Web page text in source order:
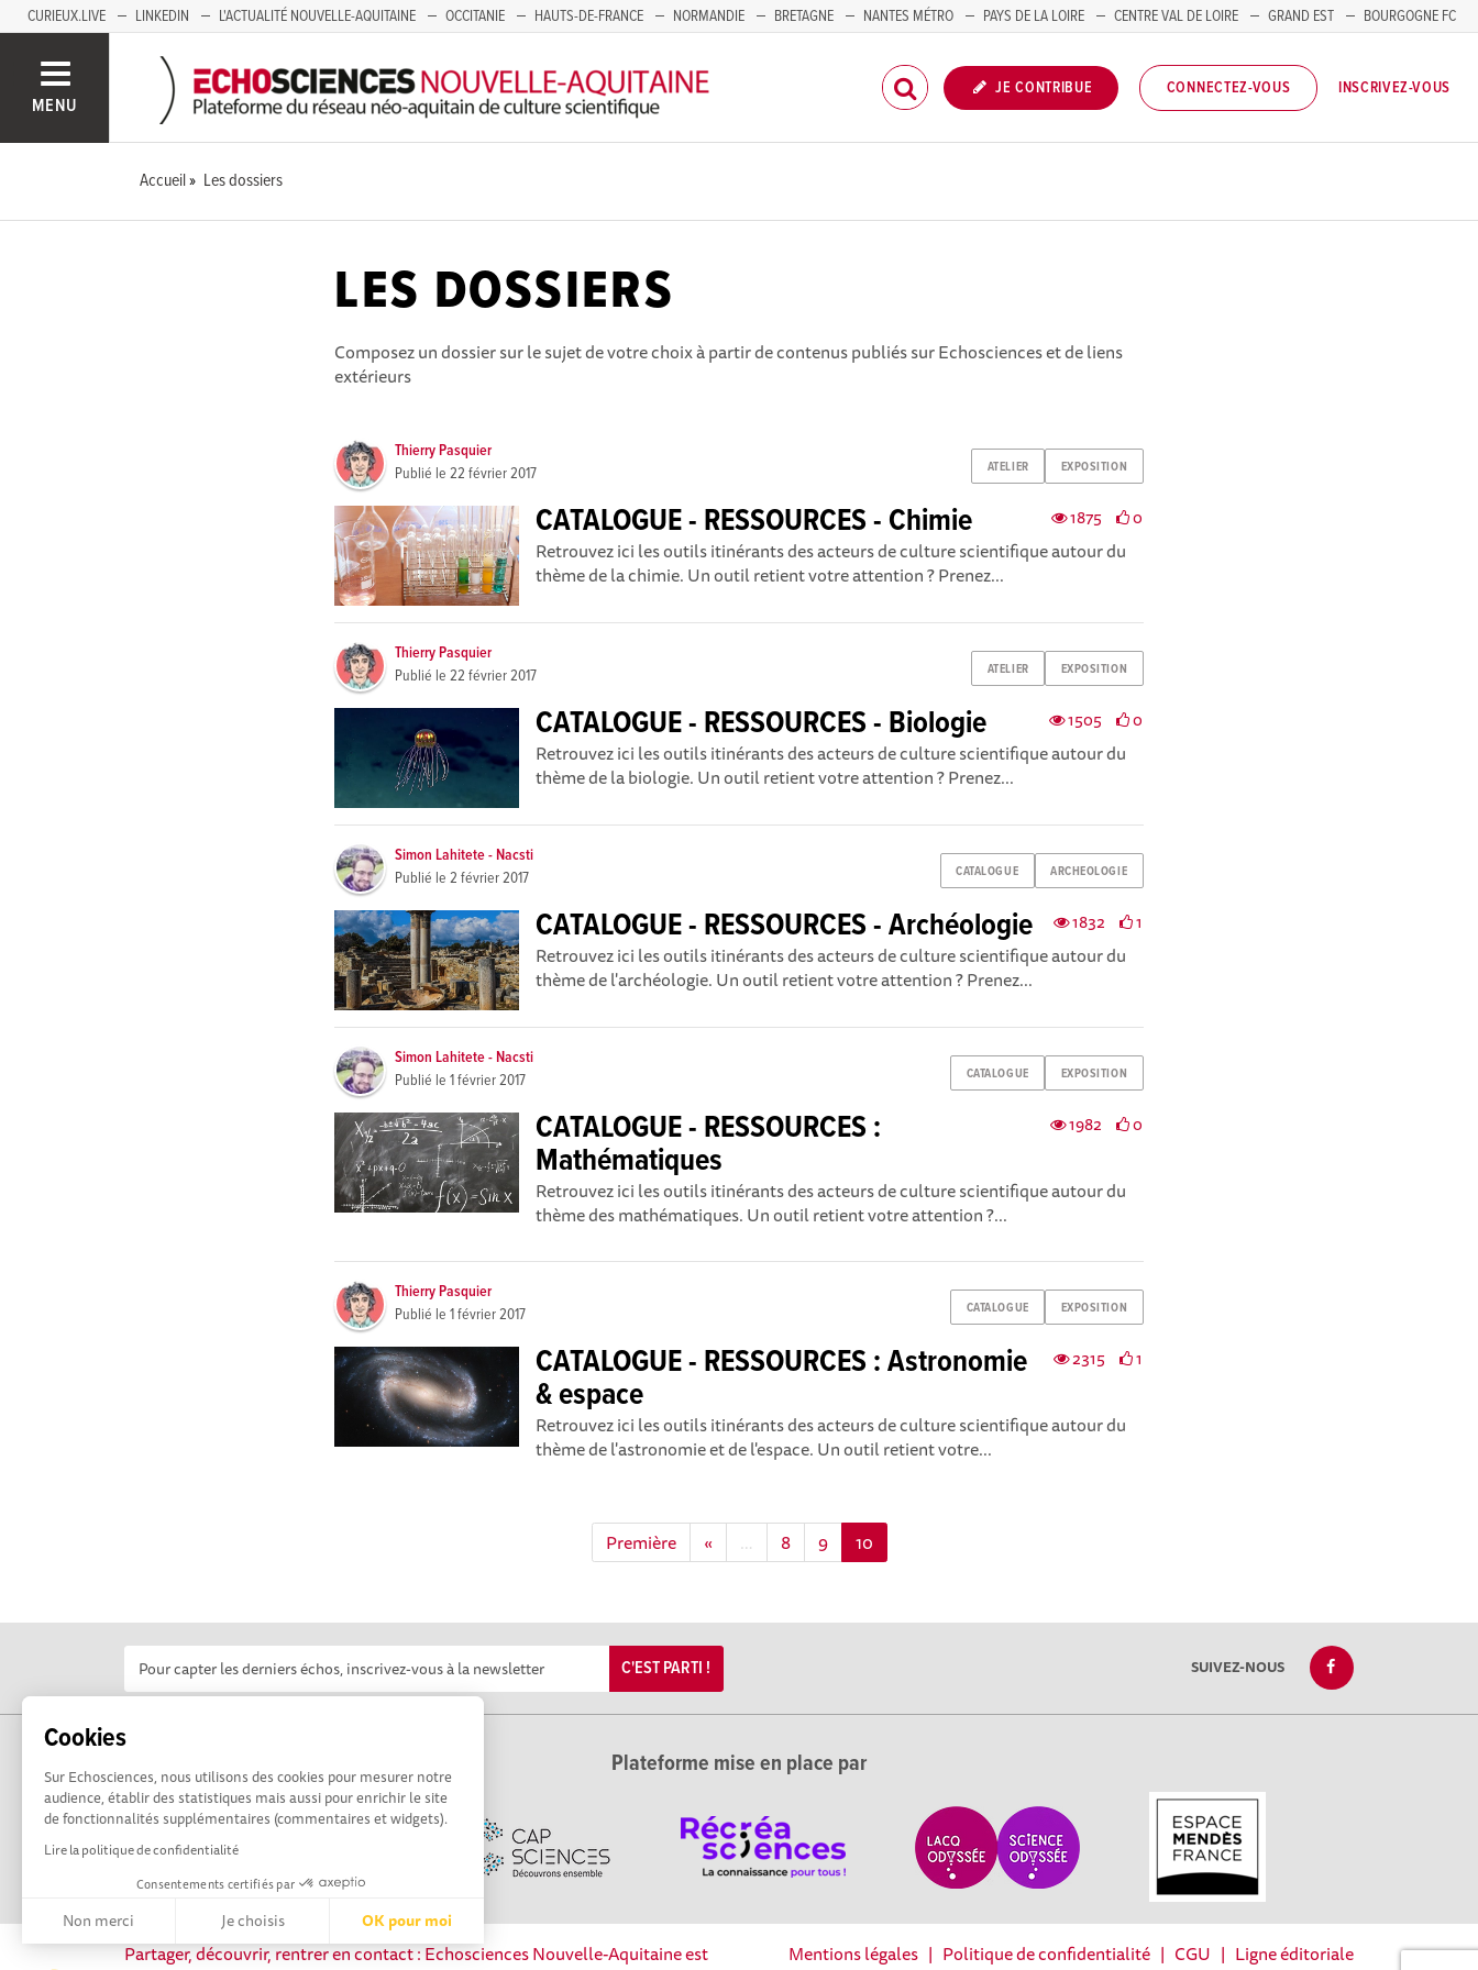
Cookies
Sur Echosciences, nous utilisons des cookies pour mesurer notre
audience, établir des statistiques mais aussi pour enrichir le site
de fonctionnalités supplémentaires (commentaires et widgets).
Lire la politique de confidentialité
Consentements certifiés par
Non merci Je choisis OK pour moi
Axeptio consent
CURIEUX.LIVE LINKEDIN L'ACTUALITÉ NOUVELLE-AQUITAINE OCCITANIE HAUTS-DE-FRANCE NORMANDIE BRETAGNE NANTES MÉTRO PAYS DE LA LOIRE CENTRE VAL DE LOIRE GRAND EST
BOURGOGNE FC
MENU
JE CONTRIBUE CONNECTEZ-VOUS INSCRIVEZ-VOUS
Accueil Les dossiers
LES DOSSIERS
Composez un dossier sur le sujet de votre choix à partir de contenus publiés sur Echosciences et de liens
extérieurs
ATELIER EXPOSITION
Thierry Pasquier
Publié le22 février 2017
1875 0
CATALOGUE - RESSOURCES - Chimie
Retrouvez ici les outils itinérants des acteurs de culture scientifique autour du
thème de la chimie. Un outil retient votre attention ? Prenez...
ATELIER EXPOSITION
Thierry Pasquier
Publié le22 février 2017
1505 0
CATALOGUE - RESSOURCES - Biologie
Retrouvez ici les outils itinérants des acteurs de culture scientifique autour du
thème de la biologie. Un outil retient votre attention ? Prenez...
CATALOGUE ARCHEOLOGIE
Simon Lahitete - Nacsti
Publié le2 février 2017
1832 1
CATALOGUE - RESSOURCES - Archéologie
Retrouvez ici les outils itinérants des acteurs de culture scientifique autour du
thème de l'archéologie. Un outil retient votre attention ? Prenez...
CATALOGUE EXPOSITION
Simon Lahitete - Nacsti
Publié le1 février 2017
1982 0
CATALOGUE - RESSOURCES :
Mathématiques
Retrouvez ici les outils itinérants des acteurs de culture scientifique autour du
thème des mathématiques. Un outil retient votre attention ?...
CATALOGUE EXPOSITION
Thierry Pasquier
Publié le1 février 2017
2315 1
CATALOGUE - RESSOURCES : Astronomie
& espace
Retrouvez ici les outils itinérants des acteurs de culture scientifique autour du
thème de l'astronomie et de l'espace. Un outil retient votre...
Première « … 8 9 10
C'EST PARTI ! SUIVEZ-NOUS
Plateforme mise en place par
Partager, découvrir, rentrer en contact : Echosciences Nouvelle-Aquitaine est
Mentions légales| Politique de confidentialité| CGU | Ligne éditoriale